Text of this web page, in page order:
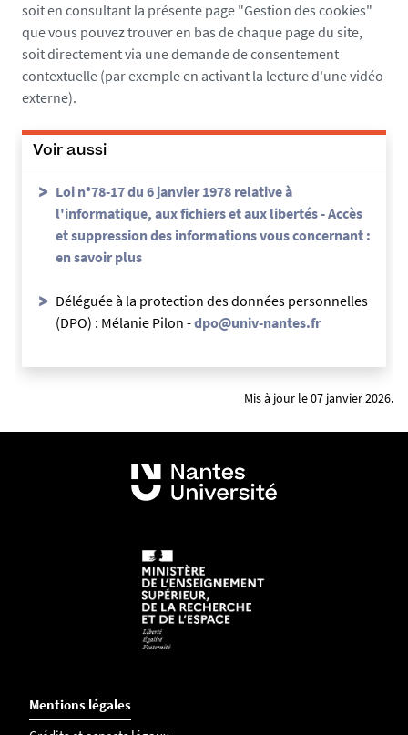
soit en consultant la présente page "Gestion des cookies"
que vous pouvez trouver en bas de chaque page du site,
soit directement via une demande de consentement
contextuelle (par exemple en activant la lecture d'une vidéo
externe).
Voir aussi
Loi n°78-17 du 6 janvier 1978 relative à
l'informatique, aux fichiers et aux libertés - Accès
et suppression des informations vous concernant :
en savoir plus
Déléguée à la protection des données personnelles
(DPO) : Mélanie Pilon -dpo@univ-nantes.fr
Mis à jour le 07 janvier 2026.
Mentions légales